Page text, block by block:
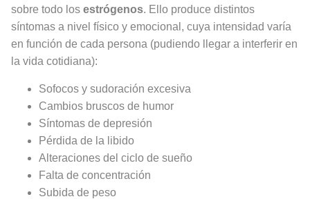
sobre todo los estrógenos. Ello produce distintos
síntomas a nivel físico y emocional, cuya intensidad varía
en función de cada persona (pudiendo llegar a interferir en
la vida cotidiana):
Sofocos y sudoración excesiva
Cambios bruscos de humor
Síntomas de depresión
Pérdida de la libido
Alteraciones del ciclo de sueño
Falta de concentración
Subida de peso